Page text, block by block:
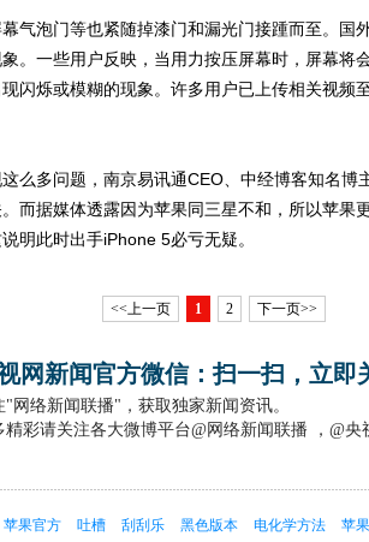
泡门等也紧随掉漆门和漏光门接踵而至。国
。一些用户反映，当用力按压屏幕时，屏幕将
闪烁或模糊的现象。许多用户已上传相关视频
多问题，南京易讯通CEO、中经博客知名博
而据媒体透露因为苹果同三星不和，所以苹果
明此时出手iPhone 5必亏无疑。
<<上一页 1 2 下一页>>
网新闻官方微信：扫一扫，立即
"网络新闻联播"，获取独家新闻资讯。
精彩请关注各大微博平台@网络新闻联播 ，@央
苹果官方 吐槽 刮刮乐 黑色版本 电化学方法 苹